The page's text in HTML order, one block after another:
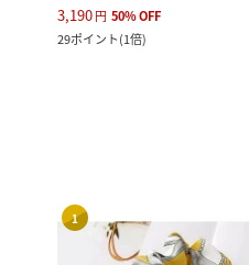
3,190円 50%OFF
29ポイント(1倍)
1